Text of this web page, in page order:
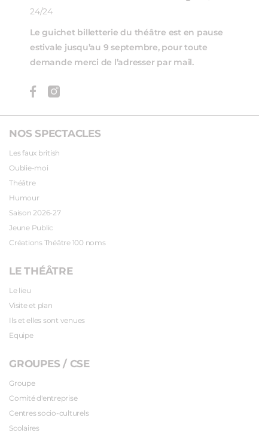
NOS SPECTACLES
Les faux british
Oublie-moi
Théâtre
Humour
Saison 2026-27
Jeune Public
Créations Théâtre 100 noms
LE THÉÂTRE
Le lieu
Visite et plan
Ils et elles sont venues
Equipe
GROUPES / CSE
Groupe
Comité d'entreprise
Centres socio-culturels
Scolaires
24/24
Le guichet billetterie du théâtre est en pause
estivale jusqu’au 9 septembre, pour toute
demande merci de l’adresser par mail.